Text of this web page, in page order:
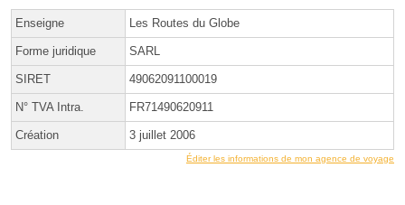
Enseigne Les Routes du Globe
Forme juridique SARL
SIRET 49062091100019
N° TVA Intra. FR71490620911
Création 3 juillet 2006
Éditer les informations de mon agence de voyage